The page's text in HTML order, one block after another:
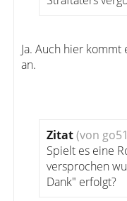
Ja. Auch hier
an.
Zitat(von
Spielt es eine
versprochen
Dank" erfolgt?